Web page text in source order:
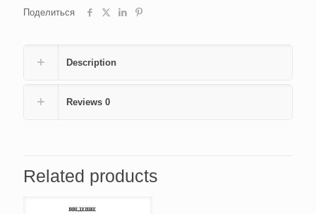
автомобилей
quantity
Поделиться
Description
Reviews 0
Related products